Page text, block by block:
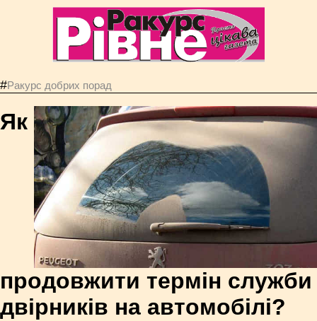
#Ракурс добрих порад
Як
продовжити термін служби
двірників на автомобілі?